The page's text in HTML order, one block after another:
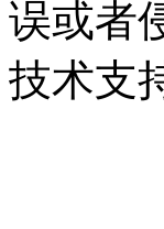
误或者
技术支